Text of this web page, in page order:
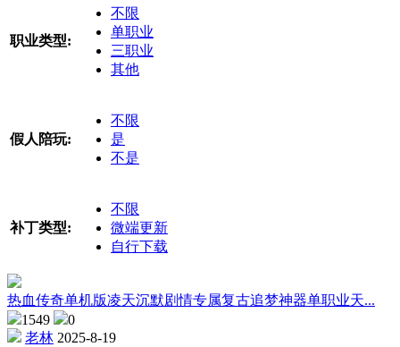
职业类型:
不限
单职业
三职业
其他
假人陪玩:
不限
是
不是
补丁类型:
不限
微端更新
自行下载
热血传奇单机版凌天沉默剧情专属复古追梦神器单职业天...
1549
0
老林 2025-8-19